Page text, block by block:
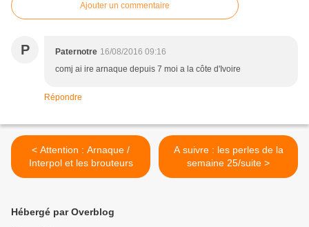
Ajouter un commentaire
P Paternotre 16/08/2016 09:16
comj ai ire arnaque depuis 7 moi a la côte d'Ivoire
Répondre
< Attention : Arnaque /
Interpol et les brouteurs
A suivre : les perles de la
semaine 25/suite >
Hébergé par Overblog